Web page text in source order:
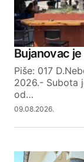
Your Name
Your E-mail
Bujanovac
Piše: 017
2026.- Subota
od…
09.08.2026.